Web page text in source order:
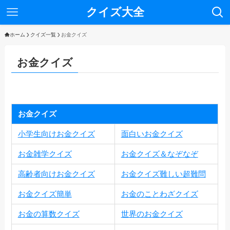
クイズ大全
ホーム クイズ一覧 お金クイズ
お金クイズ
お金クイズ
小学生向けお金クイズ 面白いお金クイズ
お金雑学クイズ お金クイズ＆なぞなぞ
高齢者向けお金クイズ お金クイズ難しい超難問
お金クイズ簡単 お金のことわざクイズ
お金の算数クイズ 世界のお金クイズ